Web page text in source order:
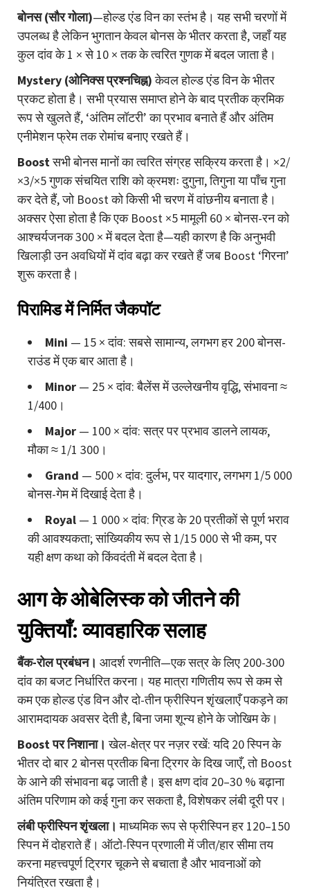
बोनस (सौर गोला)—होल्ड एंड विन का स्तंभ है। यह सभी चरणों में
उपलब्ध है लेकिन भुगतान केवल बोनस के भीतर करता है, जहाँ यह
कुल दांव के 1 × से 10 × तक के त्वरित गुणक में बदल जाता है।
Mystery (ओनिक्स प्रश्नचिह्न)केवल होल्ड एंड विन के भीतर
प्रकट होता है। सभी प्रयास समाप्त होने के बाद प्रतीक क्रमिक
रूप से खुलते हैं, ‘अंतिम लॉटरी’ का प्रभाव बनाते हैं और अंतिम
एनीमेशन फ्रेम तक रोमांच बनाए रखते हैं।
Boostसभी बोनस मानों का त्वरित संग्रह सक्रिय करता है। ×2/
×3/×5 गुणक संचयित राशि को क्रमशः दुगुना, तिगुना या पाँच गुना
कर देते हैं, जो Boost को किसी भी चरण में वांछनीय बनाता है।
अक्सर ऐसा होता है कि एक Boost ×5 मामूली 60 × बोनस-रन को
आश्चर्यजनक 300 × में बदल देता है—यही कारण है कि अनुभवी
खिलाड़ी उन अवधियों में दांव बढ़ा कर रखते हैं जब Boost ‘गिरना’
शुरू करता है।
पिरामिड में निर्मित जैकपॉट
Mini — 15 × दांव: सबसे सामान्य, लगभग हर 200 बोनस-
राउंड में एक बार आता है।
Minor — 25 × दांव: बैलेंस में उल्लेखनीय वृद्धि, संभावना ≈
1/400।
Major — 100 × दांव: सत्र पर प्रभाव डालने लायक,
मौका ≈ 1/1 300।
Grand — 500 × दांव: दुर्लभ, पर यादगार, लगभग 1/5 000
बोनस-गेम में दिखाई देता है।
Royal — 1 000 × दांव: ग्रिड के 20 प्रतीकों से पूर्ण भराव
की आवश्यकता; सांख्यिकीय रूप से 1/15 000 से भी कम, पर
यही क्षण कथा को किंवदंती में बदल देता है।
आग के ओबेलिस्क को जीतने की
युक्तियाँ: व्यावहारिक सलाह
बैंक-रोल प्रबंधन। आदर्श रणनीति—एक सत्र के लिए 200-300
दांव का बजट निर्धारित करना। यह मात्रा गणितीय रूप से कम से
कम एक होल्ड एंड विन और दो-तीन फ्रीस्पिन शृंखलाएँ पकड़ने का
आरामदायक अवसर देती है, बिना जमा शून्य होने के जोखिम के।
Boost पर निशाना। खेल-क्षेत्र पर नज़र रखें: यदि 20 स्पिन के
भीतर दो बार 2 बोनस प्रतीक बिना ट्रिगर के दिख जाएँ, तो Boost
के आने की संभावना बढ़ जाती है। इस क्षण दांव 20–30 % बढ़ाना
अंतिम परिणाम को कई गुना कर सकता है, विशेषकर लंबी दूरी पर।
लंबी फ्रीस्पिन शृंखला। माध्यमिक रूप से फ्रीस्पिन हर 120–150
स्पिन में दोहराते हैं। ऑटो-स्पिन प्रणाली में जीत/हार सीमा तय
करना महत्त्वपूर्ण ट्रिगर चूकने से बचाता है और भावनाओं को
नियंत्रित रखता है।